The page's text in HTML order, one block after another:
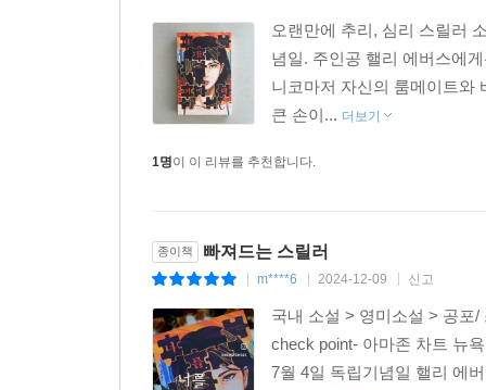
오랜만에 추리, 심리 스릴러
념일. 주인공 핼리 에버스에
니코마저 자신의 룸메이트와
큰 손이... 더보기
1명이 이 리뷰를 추천합니다.
종이책 빠져드는 스릴러
m****6 2024-12-09 신고
국내 소설 > 영미소설 > 공포
check point- 아마존 차트 뉴
7월 4일 독립기념일 핼리 에